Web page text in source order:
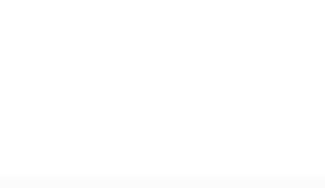
с фиксированным фокусным